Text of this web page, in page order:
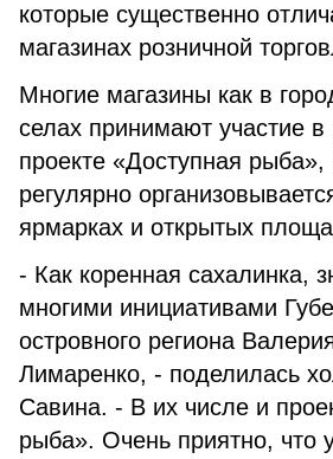
которые существенно
магазинах розничной
Многие магазины как в
селах принимают участие в
проекте «Доступная рыба»,
регулярно
ярмарках и открытых
- Как коренная сахалинка,
многими инициативами
островного региона
Лимаренко, - поделилась
Савина. - В их числе и
рыба». Очень приятно, что